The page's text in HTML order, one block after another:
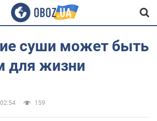
суши может быть
для жизни
159